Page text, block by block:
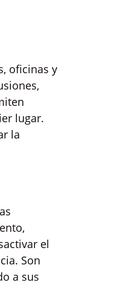
oficinas y
lugar.
la
el
Son
a sus